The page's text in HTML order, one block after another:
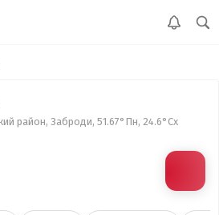
район, Заброди, 51.67°Пн, 24.6°Сх